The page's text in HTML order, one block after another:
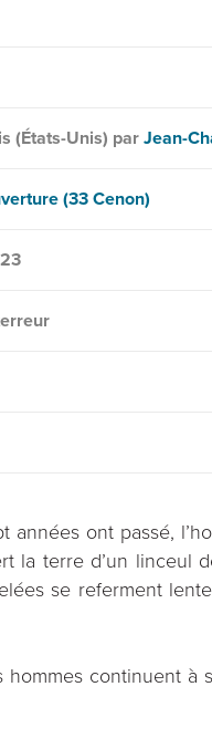
(États-Unis) par Jean-
(33 Cenon)
années ont passé,
la terre d’un linceul
se referment
hommes continuent à